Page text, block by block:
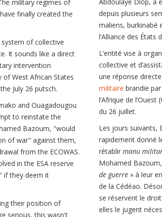
military regimes of
finally created the
of collective
It sounds like a direct
intervention
of West African States
July 26 putsch.
and Ouagadougou
to reinstate the
Bazoum, "would
of war" against them,
from the ECOWAS.
in the ESA reserve
if they deem it
their position of
serious, this wasn't
depuis plusieurs
maliens, burkinabé
l’Alliance des États
L’entité vise à
collective et
une réponse
militaire brandie
l’Afrique de
du 26 juillet.
Les jours suivants,
rapidement donné
rétablir manu
Mohamed
de guerre » à leur
de la Cédéao.
se réservent le
elles le jugent